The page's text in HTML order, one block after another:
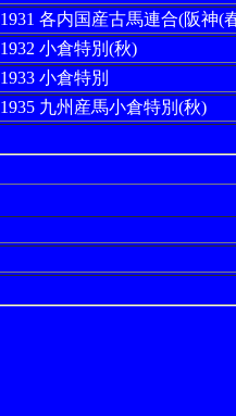
1931 各内国産古馬連合(阪神
1932 小倉特別(秋)
1933 小倉特別
1935 九州産馬小倉特別(秋)